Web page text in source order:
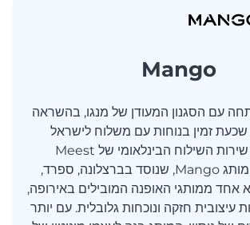
Mango
עם הסגנון המעודן של מנגו, בהשראה
שכעת זמין בנוחות עם משלוח לישראל
באמצעות שירות השילוח הבינלאומי של Meest
Shopping. מותג Mango, שנוסד בברצלונה, ספרד,
1984, הוא אחד ממותגי האופנה המובילים באירופה,
עיצובית חזקה ונוכחות גלובלית. עם יותר